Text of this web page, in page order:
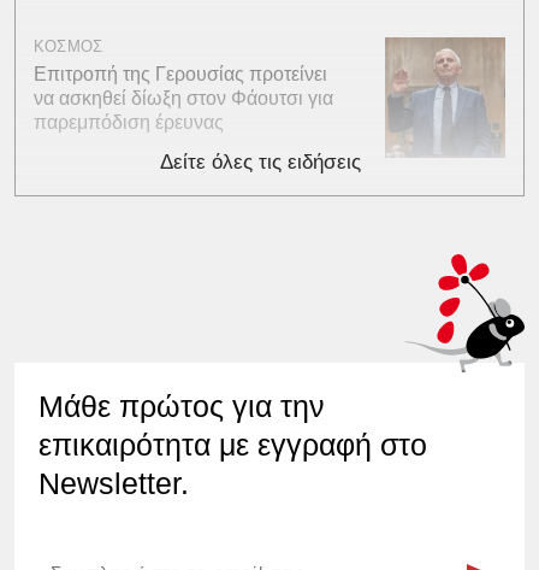
ΚΟΣΜΟΣ
Επιτροπή της Γερουσίας προτείνει
να ασκηθεί δίωξη στον Φάουτσι για
παρεμπόδιση έρευνας
Δείτε όλες τις ειδήσεις
Μάθε πρώτος για την
επικαιρότητα με εγγραφή στο
Newsletter.